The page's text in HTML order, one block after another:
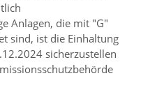
Anlagen, die mit G
sind, ist die Einhaltung
sicherzustellen